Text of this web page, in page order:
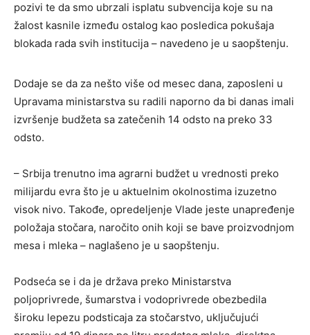
pozivi te da smo ubrzali isplatu subvencija koje su na
žalost kasnile između ostalog kao posledica pokušaja
blokada rada svih institucija – navedeno je u saopštenju.
Dodaje se da za nešto više od mesec dana, zaposleni u
Upravama ministarstva su radili naporno da bi danas imali
izvršenje budžeta sa zatečenih 14 odsto na preko 33
odsto.
– Srbija trenutno ima agrarni budžet u vrednosti preko
milijardu evra što je u aktuelnim okolnostima izuzetno
visok nivo. Takođe, opredeljenje Vlade jeste unapređenje
položaja stočara, naročito onih koji se bave proizvodnjom
mesa i mleka – naglašeno je u saopštenju.
Podseća se i da je država preko Ministarstva
poljoprivrede, šumarstva i vodoprivrede obezbedila
široku lepezu podsticaja za stočarstvo, uključujući